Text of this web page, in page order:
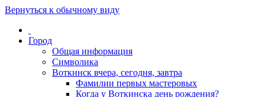
Вернуться к обычному виду
Город
Общая информация
Символика
Воткинск вчера, сегодня, завтра
Фамилии первых мастеровых
Когда у Воткинска день рождения?